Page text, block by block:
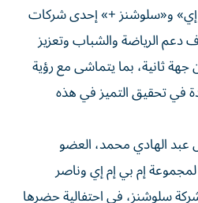
و«سلوشنز +» إحدى شركات
دعم الرياضة والشباب وتعزيز
جهة ثانية، بما يتماشى مع رؤية
في تحقيق التميز في هذه
عبد الهادي محمد، العضو
إم بي إم إي وناصر
سلوشنز، في احتفالية حضرها